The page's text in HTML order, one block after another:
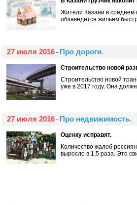
Жители Казани в среднем
обзаведется жильем
27 июля 2016 - Про дороги.
Строительство новой
Строительство новой
уже в 2017 году. Она
27 июля 2016 - Про недвижимость.
Оценку исправят.
Количество жалоб
выросло в 1,5 раза. Это